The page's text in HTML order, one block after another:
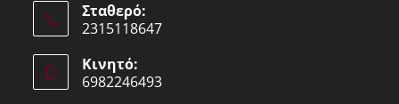
Σταθερό:
2315118647
in
your
Κινητό:
6982246493